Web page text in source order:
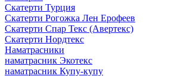
Скатерти Турция
Скатерти Рогожка Лен Ерофеев
Скатерти Спар Текс (Авертекс)
Скатерти Нордтекс
Наматрасники
наматрасник Экотекс
наматрасник Купу-купу